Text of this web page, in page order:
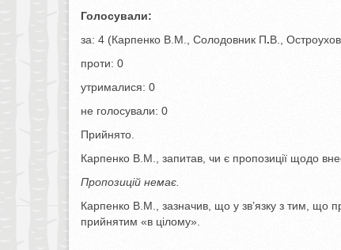
Голосували:
за: 4 (Карпенко В.М., Солодовник П.В.,
проти: 0
утрималися: 0
не голосували: 0
Прийнято.
Карпенко В.М., запитав, чи є пропозиції щодо
Пропозицій немає.
Карпенко В.М., зазначив, що у зв’язку з тим, що
прийнятим «в цілому».